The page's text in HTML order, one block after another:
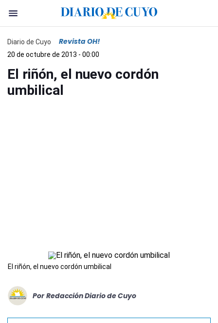
Diario de Cuyo Revista OH!
20 de octubre de 2013 - 00:00
El riñón, el nuevo cordón
umbilical
El riñón, el nuevo cordón umbilical
Por Redacción Diario de Cuyo